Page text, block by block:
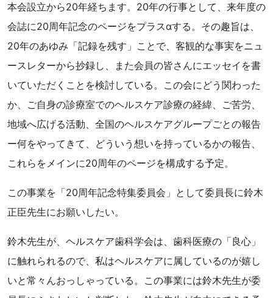
本会設立から20年経ちます。20年の行事として、来年度の
会誌に20周年記念のページをプラスαする。その趣旨は、
20年のあゆみ「記録を残す」ことで、客観的な事実をニュ
ースレターから抄録し、また会員の皆さんにエッセイを書
いていただくことを検討している。この会にどう関わった
か、ご自身の診療室でのヘルスケア診療の経緯、ご苦労、
地域へ広げる活動、全国のヘルスケアグループごとの報告
ー何をやってきて、どういう想いを持っているかの報告、
これらをメインに20周年のページを構成する予定。
この事業を「20周年記念特集委員会」として委員長に鈴木
正臣先生にお願いしたい。
鈴木先生が、ヘルスケア歯科学会は、歯科医療の「良心」
に触れられるので、私はヘルスケアに属しているのが嬉し
いと常々んおっしゃっている。この事業には鈴木先生が委